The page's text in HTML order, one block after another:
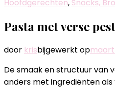
Hoofdgerechten, Snacks,
Pasta met verse
door krisbijgewerkt opmaart
De smaak en structuur van
anders met ingrediënten als